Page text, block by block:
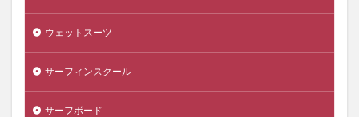
ウェットスーツ
サーフィンスクール
サーフボード